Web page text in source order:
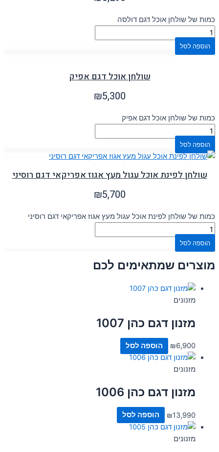
כמות של שולחן אוכל דגם דולסה
הוספה לסל
שולחן אוכל דגם אפיק
₪5,300
כמות של שולחן אוכל דגם אפיק
הוספה לסל
שולחן לפינת אוכל עגול מעץ אגוז אפריקאי דגם רוסיני
₪5,700
כמות של שולחן לפינת אוכל עגול מעץ אגוז אפריקאי דגם רוסיני
הוספה לסל
מוצרים שמתאימים לכם
מזנונים
מזנון דגם כהן 1007
₪6,900 הוספה לסל
מזנונים
מזנון דגם כהן 1006
₪13,990 הוספה לסל
מזנונים